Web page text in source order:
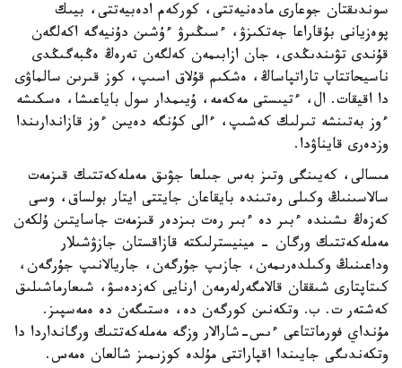
سوندىقتان جوعارى مادەنيەتتى، كوركەم ادەبيەتتى، بيىك
پوەزيانى بۇقاراعا جەتكىزۋ، ءسىڭىرۋ ءۇشىن دۇنيەگە اكەلگەن
قۇندى تۋىندىڭدى، جان ازابىمەن كەلگەن تەرەڭ ەڭبەگىڭدى
ناسيحاتتاپ تاراتپاساڭ، ەشكىم قۇلاق اسىپ، كوز قىرىن سالماۋى
دا اقيقات. ال، ءتيىستى مەكەمە، ۇيىمدار سول باياعىشا، ەسكىشە
ءوز بەتىنشە تىرلىك كەشىپ، ءالى كۇنگە دەيىن ءوز قازاندارىندا
وزدەرى قايناۋدا.
مىسالى، كەيىنگى وتىز بەس جىلعا جۋىق مەملەكەتتىك قىزمەت
سالاسىنىڭ وكىلى رەتىندە بايقاعان جايتتى ايتار بولساق، وسى
كەزەڭ ىشىندە ءبىر دە ءبىر رەت بىزدەر قىزمەت جاسايتىن ۇلكەن
مەملەكەتتىك ورگان - مينيسترلىكتە قازاقستان جازۋشىلار
وداعىنىڭ وكىلدەرىمەن، جازىپ جۇرگەن، جاريالانىپ جۇرگەن،
كىتاپتارى شىققان قالامگەرلەرمەن ارنايى كەزدەسۋ، شىعارماشىلىق
كەشتەر ت. ب. وتكەنىن كورگەن دە، ەستىگەن دە ەمەسپىز.
مۇنداي فورماتتاعى ءىس-شارالار وزگە مەملەكەتتىك ورگانداردا دا
وتكەندىگى جايىندا اقپاراتتى مۇلدە كوزىمىز شالعان ەمەس.